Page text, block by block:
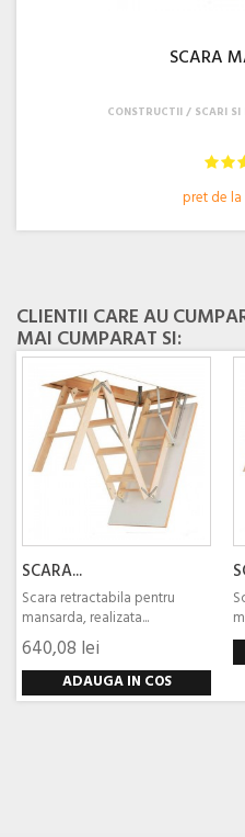
SCARA
pret de
CONSTRUCTII SCARI SI
CLIENTII CARE AU
MAI CUMPARAT SI:
SCARA...
Scara retractabila pentru
mansarda, realizata...
640,08 lei
ADAUGA IN COS